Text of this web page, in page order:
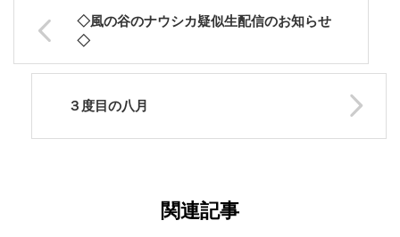
◇風の谷のナウシカ疑似生配信のお知らせ
◇
３度目の八月
関連記事